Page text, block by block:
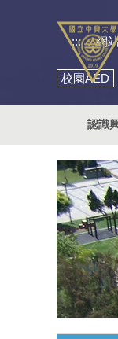
::: 網
校園AED
認識